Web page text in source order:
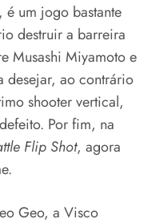
é um jogo bastante
destruir a barreira
Musashi Miyamoto e
desejar, ao contrário
shooter vertical,
Por fim, na
Flip Shot, agora
Geo, a Visco